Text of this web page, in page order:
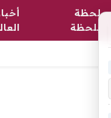
لحظة
بلحظة